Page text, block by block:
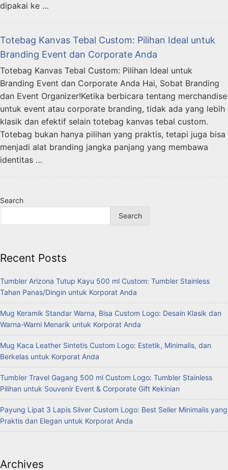
dipakai ke …
Totebag Kanvas Tebal Custom: Pilihan Ideal untuk
Branding Event dan Corporate Anda
Totebag Kanvas Tebal Custom: Pilihan Ideal untuk
Branding Event dan Corporate Anda Hai, Sobat Branding
dan Event Organizer!Ketika berbicara tentang merchandise
untuk event atau corporate branding, tidak ada yang lebih
klasik dan efektif selain totebag kanvas tebal custom.
Totebag bukan hanya pilihan yang praktis, tetapi juga bisa
menjadi alat branding jangka panjang yang membawa
identitas …
Search
Search
Recent Posts
Tumbler Arizona Tutup Kayu 500 ml Custom: Tumbler Stainless
Tahan Panas/Dingin untuk Korporat Anda
Mug Keramik Standar Warna, Bisa Custom Logo: Desain Klasik dan
Warna-Warni Menarik untuk Korporat Anda
Mug Kaca Leather Sintetis Custom Logo: Estetik, Minimalis, dan
Berkelas untuk Korporat Anda
Tumbler Travel Gagang 500 ml Custom Logo: Tumbler Stainless
Pilihan untuk Souvenir Event & Corporate Gift Kekinian
Payung Lipat 3 Lapis Silver Custom Logo: Best Seller Minimalis yang
Praktis dan Elegan untuk Korporat Anda
Archives